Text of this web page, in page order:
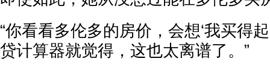
“你看看多伦多的房价，会想‘我买得
贷计算器就觉得，这也太离谱了。”